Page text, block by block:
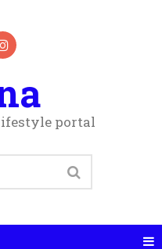
portal